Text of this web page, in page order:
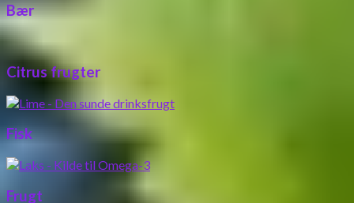
Bær
Citrus frugter
Fisk
Frugt